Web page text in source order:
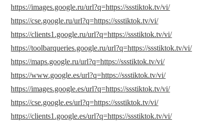
https://images.google.ru/url?q=https://ssstiktok.tv/vi/
https://cse.google.ru/url?q=https://ssstiktok.tv/vi/
https://clients1.google.ru/url?q=https://ssstiktok.tv/vi/
https://toolbarqueries.google.ru/url?q=https://ssstiktok.tv/vi/
https://maps.google.ru/url?q=https://ssstiktok.tv/vi/
https://www.google.es/url?q=https://ssstiktok.tv/vi/
https://images.google.es/url?q=https://ssstiktok.tv/vi/
https://cse.google.es/url?q=https://ssstiktok.tv/vi/
https://clients1.google.es/url?q=https://ssstiktok.tv/vi/